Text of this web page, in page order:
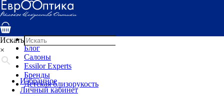
Услуги
Специалисты
Детская оптика
Блог
Салоны
Essilor Experts
Бренды
Детская близорукость
Искать
×
Избранное
Личный кабинет